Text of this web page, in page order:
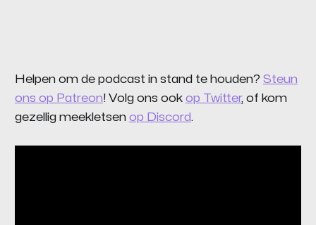
Helpen om de podcast in stand te houden? Steun
ons op Patreon! Volg ons ook op Twitter, of kom
gezellig meekletsen op Discord.